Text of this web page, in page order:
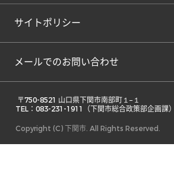
サイトポリシー
メールでのお問い合わせ
TEL：083-231-1911（下関市総合政策部企画課）
Copyright (C) 下関市. All Rights Reserved.